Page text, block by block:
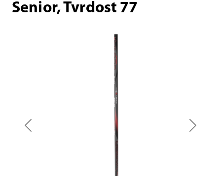
Senior, Tvrdost 77
Previous Next